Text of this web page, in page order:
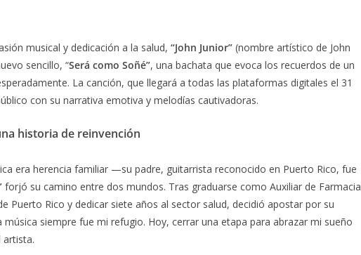
musical y dedicación a la salud, “John Junior” (nombre artístico de John
sencillo, “Será como Soñé”, una bachata que evoca los recuerdos de un
La canción, que llegará a todas las plataformas digitales el 31
con su narrativa emotiva y melodías cautivadoras.
historia de reinvención
era herencia familiar —su padre, guitarrista reconocido en Puerto Rico, fue
forjó su camino entre dos mundos. Tras graduarse como Auxiliar de Farmacia
Puerto Rico y dedicar siete años al sector salud, decidió apostar por su
música siempre fue mi refugio. Hoy, cerrar una etapa para abrazar mi sueño
artista.